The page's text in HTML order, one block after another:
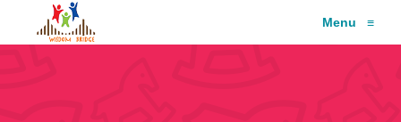
Menu ≡